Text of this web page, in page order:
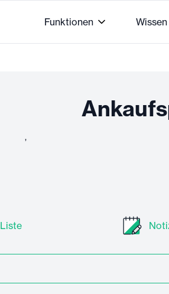
Funktionen Wissen
,
Liste